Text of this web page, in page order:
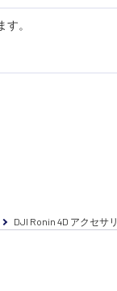
。
DJI Ronin 4D アクセサリ